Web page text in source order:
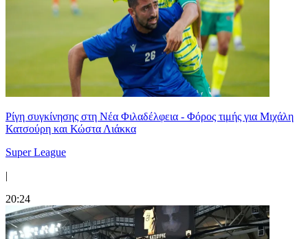
Ρίγη συγκίνησης στη Νέα Φιλαδέλφεια - Φόρος τιμής για Μιχάλη
Κατσούρη και Κώστα Λιάκκα
Super League
|
20:24